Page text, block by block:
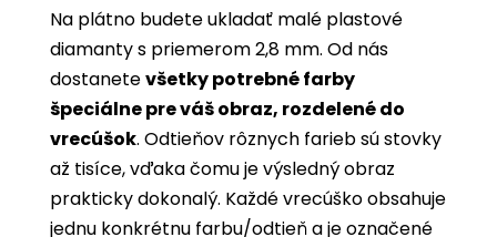
Na plátno budete ukladať malé plastové
diamanty s priemerom 2,8 mm. Od nás
dostanetevšetky potrebné farby
špeciálne pre váš obraz, rozdelené do
vrecúšok. Odtieňov rôznych farieb sú stovky
až tisíce, vďaka čomu je výsledný obraz
prakticky dokonalý. Každé vrecúško obsahuje
jednu konkrétnu farbu/odtieň a je označené